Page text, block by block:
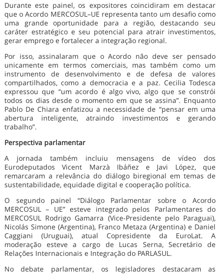
Durante este painel, os expositores coincidiram em destacar
que o Acordo MERCOSUL–UE representa tanto um desafio como
uma grande oportunidade para a região, destacando seu
caráter estratégico e seu potencial para atrair investimentos,
gerar emprego e fortalecer a integração regional.
Por isso, assinalaram que o Acordo não deve ser pensado
unicamente em termos comerciais, mas também como um
instrumento de desenvolvimento e de defesa de valores
compartilhados, como a democracia e a paz. Cecilia Todesca
expressou que “um acordo é algo vivo, algo que se constrói
todos os dias desde o momento em que se assina”. Enquanto
Pablo De Chiara enfatizou a necessidade de “pensar em uma
abertura inteligente, atraindo investimentos e gerando
trabalho”.
Perspectiva parlamentar
A jornada também incluiu mensagens de vídeo dos
Eurodeputados Vicent Marzà Ibáñez e Javi López, que
remarcaram a relevância do diálogo biregional em temas de
sustentabilidade, equidade digital e cooperação política.
O segundo painel “Diálogo Parlamentar sobre o Acordo
MERCOSUL – UE” esteve integrado pelos Parlamentares do
MERCOSUL Rodrigo Gamarra (Vice-Presidente pelo Paraguai),
Nicolás Simone (Argentina), Franco Metaza (Argentina) e Daniel
Caggiani (Uruguai), atual Copresidente da EuroLat. A
moderação esteve a cargo de Lucas Serna, Secretário de
Relações Internacionais e Integração do PARLASUL.
No debate parlamentar, os legisladores destacaram as